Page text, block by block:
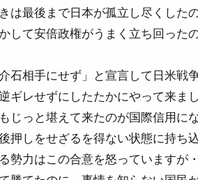
は最後まで日本が孤立し尽くした
して安倍政権がうまく立ち回った
石相手にせず」と宣言して日米戦
ギレせずにしたたかにやって来ま
じっと堪えて来たのが国際信用に
押しをせざるを得ない状態に持ち
勢力はこの合意を怒っていますが